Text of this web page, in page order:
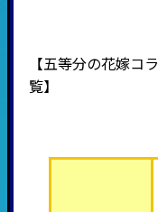
【五等分の花嫁コ
覧】